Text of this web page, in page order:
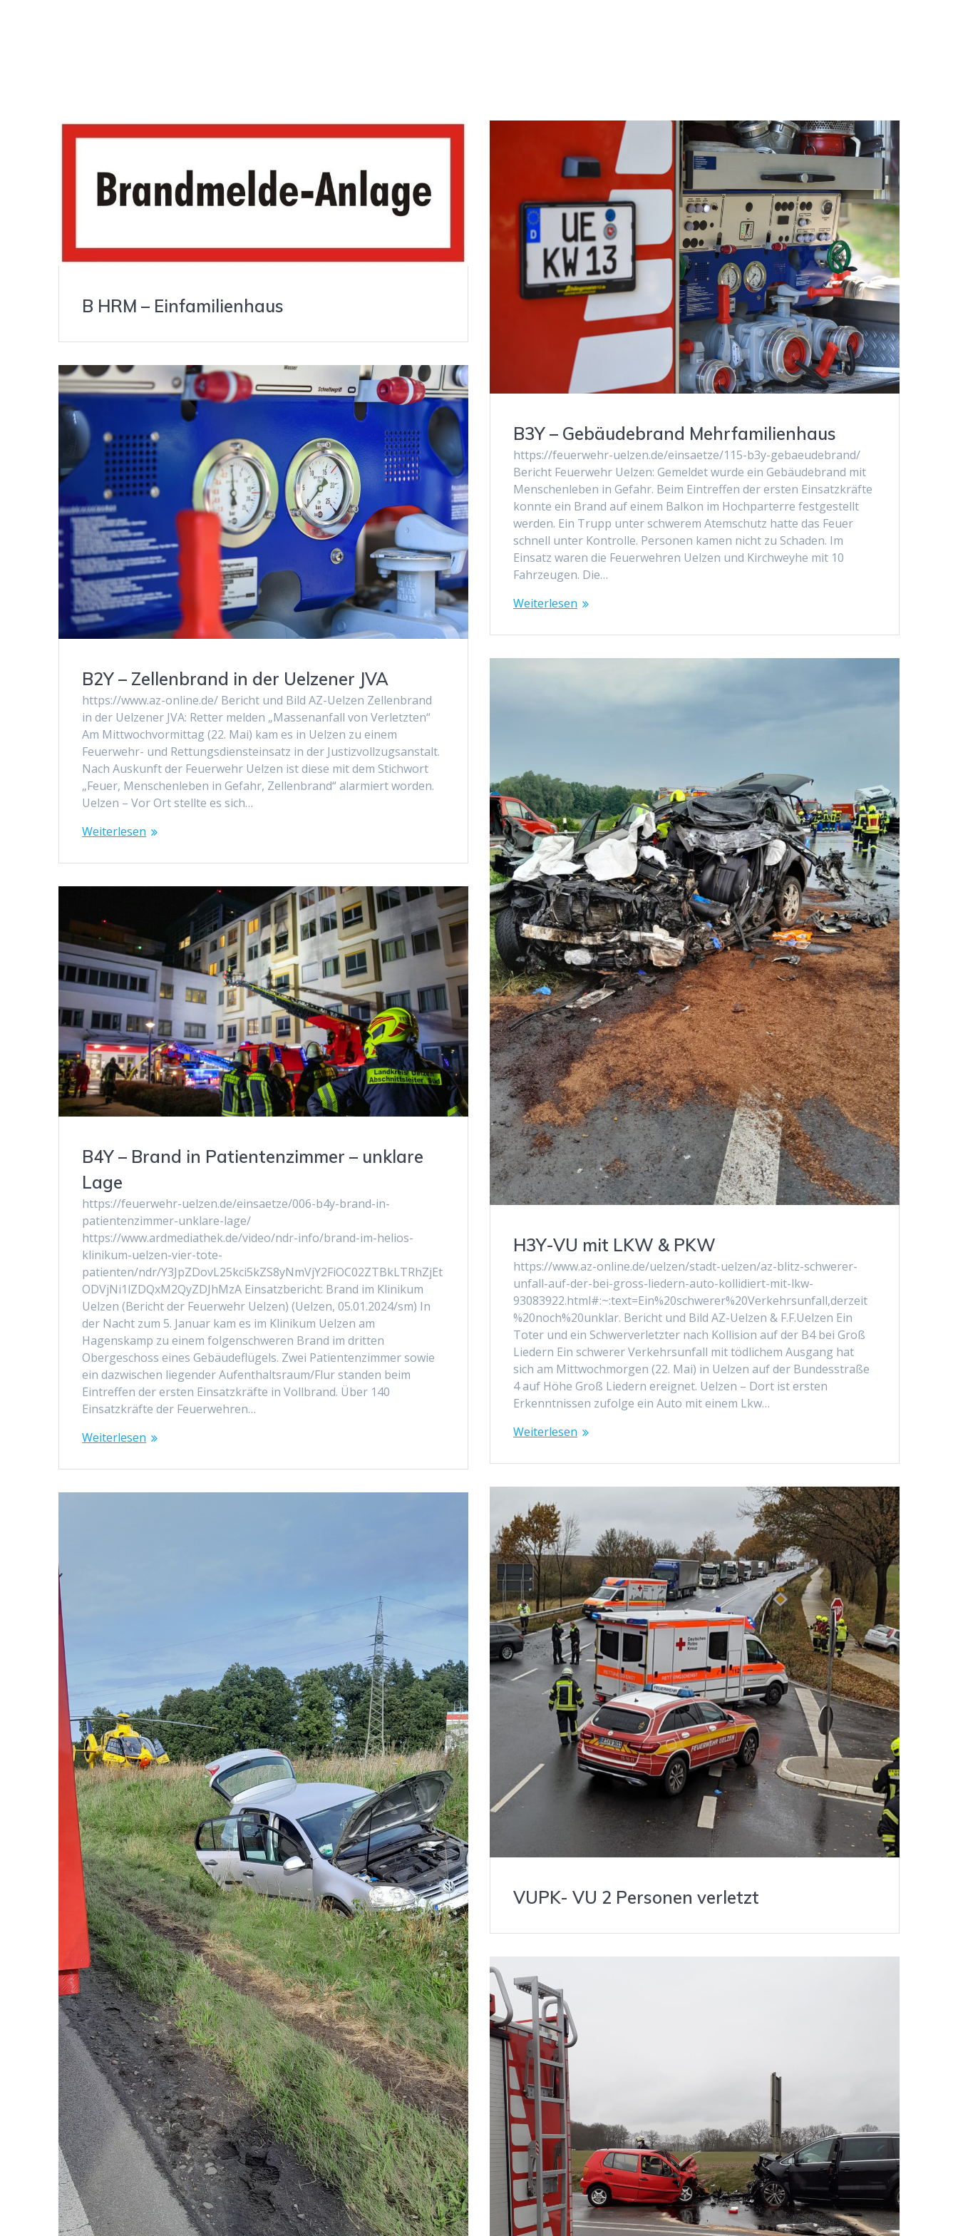
B HRM – Einfamilienhaus
B3Y – Gebäudebrand Mehrfamilienhaus
https://feuerwehr-uelzen.de/einsaetze/115-b3y-gebaeudebrand/
Bericht Feuerwehr Uelzen: Gemeldet wurde ein Gebäudebrand mit
Menschenleben in Gefahr. Beim Eintreffen der ersten Einsatzkräfte
konnte ein Brand auf einem Balkon im Hochparterre festgestellt
werden. Ein Trupp unter schwerem Atemschutz hatte das Feuer
schnell unter Kontrolle. Personen kamen nicht zu Schaden. Im
Einsatz waren die Feuerwehren Uelzen und Kirchweyhe mit 10
Fahrzeugen. Die…
Weiterlesen
B2Y – Zellenbrand in der Uelzener JVA
https://www.az-online.de/ Bericht und Bild AZ-Uelzen Zellenbrand
in der Uelzener JVA: Retter melden „Massenanfall von Verletzten“
Am Mittwochvormittag (22. Mai) kam es in Uelzen zu einem
Feuerwehr- und Rettungsdiensteinsatz in der Justizvollzugsanstalt.
Nach Auskunft der Feuerwehr Uelzen ist diese mit dem Stichwort
„Feuer, Menschenleben in Gefahr, Zellenbrand“ alarmiert worden.
Uelzen – Vor Ort stellte es sich…
Weiterlesen
H3Y-VU mit LKW & PKW
https://www.az-online.de/uelzen/stadt-uelzen/az-blitz-schwerer-
unfall-auf-der-bei-gross-liedern-auto-kollidiert-mit-lkw-
93083922.html#:~:text=Ein%20schwerer%20Verkehrsunfall,derzeit
%20noch%20unklar. Bericht und Bild AZ-Uelzen & F.F.Uelzen Ein
Toter und ein Schwerverletzter nach Kollision auf der B4 bei Groß
Liedern Ein schwerer Verkehrsunfall mit tödlichem Ausgang hat
sich am Mittwochmorgen (22. Mai) in Uelzen auf der Bundesstraße
4 auf Höhe Groß Liedern ereignet. Uelzen – Dort ist ersten
Erkenntnissen zufolge ein Auto mit einem Lkw…
Weiterlesen
B4Y – Brand in Patientenzimmer – unklare
Lage
https://feuerwehr-uelzen.de/einsaetze/006-b4y-brand-in-
patientenzimmer-unklare-lage/
https://www.ardmediathek.de/video/ndr-info/brand-im-helios-
klinikum-uelzen-vier-tote-
patienten/ndr/Y3JpZDovL25kci5kZS8yNmVjY2FiOC02ZTBkLTRhZjEt
ODVjNi1lZDQxM2QyZDJhMzA Einsatzbericht: Brand im Klinikum
Uelzen (Bericht der Feuerwehr Uelzen) (Uelzen, 05.01.2024/sm) In
der Nacht zum 5. Januar kam es im Klinikum Uelzen am
Hagenskamp zu einem folgenschweren Brand im dritten
Obergeschoss eines Gebäudeflügels. Zwei Patientenzimmer sowie
ein dazwischen liegender Aufenthaltsraum/Flur standen beim
Eintreffen der ersten Einsatzkräfte in Vollbrand. Über 140
Einsatzkräfte der Feuerwehren…
Weiterlesen
VUPK- VU 2 Personen verletzt